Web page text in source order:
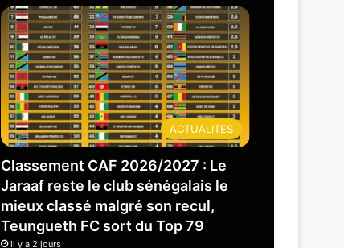
ACTUALITES
Classement CAF 2026/2027 : Le
Jaraaf reste le club sénégalais le
mieux classé malgré son recul,
Teungueth FC sort du Top 79
il y a 2 jours